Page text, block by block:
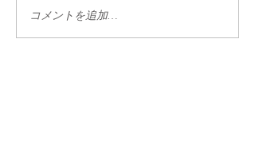
コメントを追加…